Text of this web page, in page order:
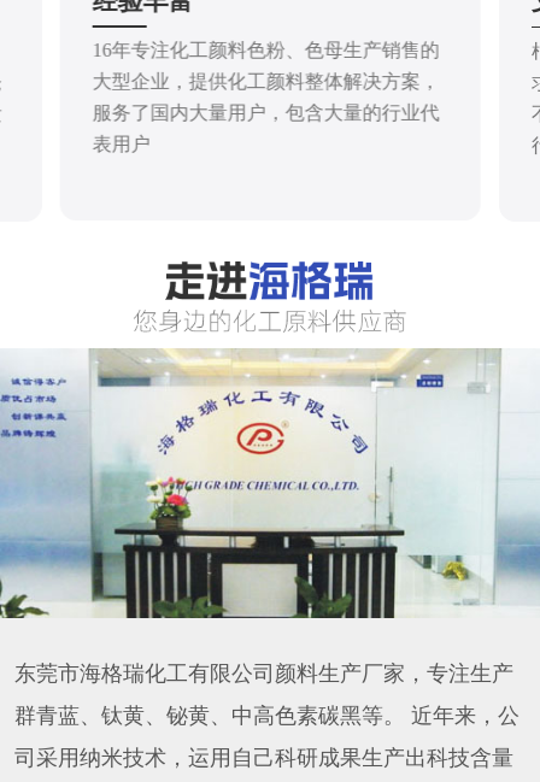
16年专注化工颜料色粉、色母生产销售的
大型企业，提供化工颜料整体解决方案，
服务了国内大量用户，包含大量的行业代
表用户
东莞市海格瑞化工有限公司颜料生产厂家，专注生产
群青蓝、钛黄、铋黄、中高色素碳黑等。 近年来，公
司采用纳米技术，运用自己科研成果生产出科技含量